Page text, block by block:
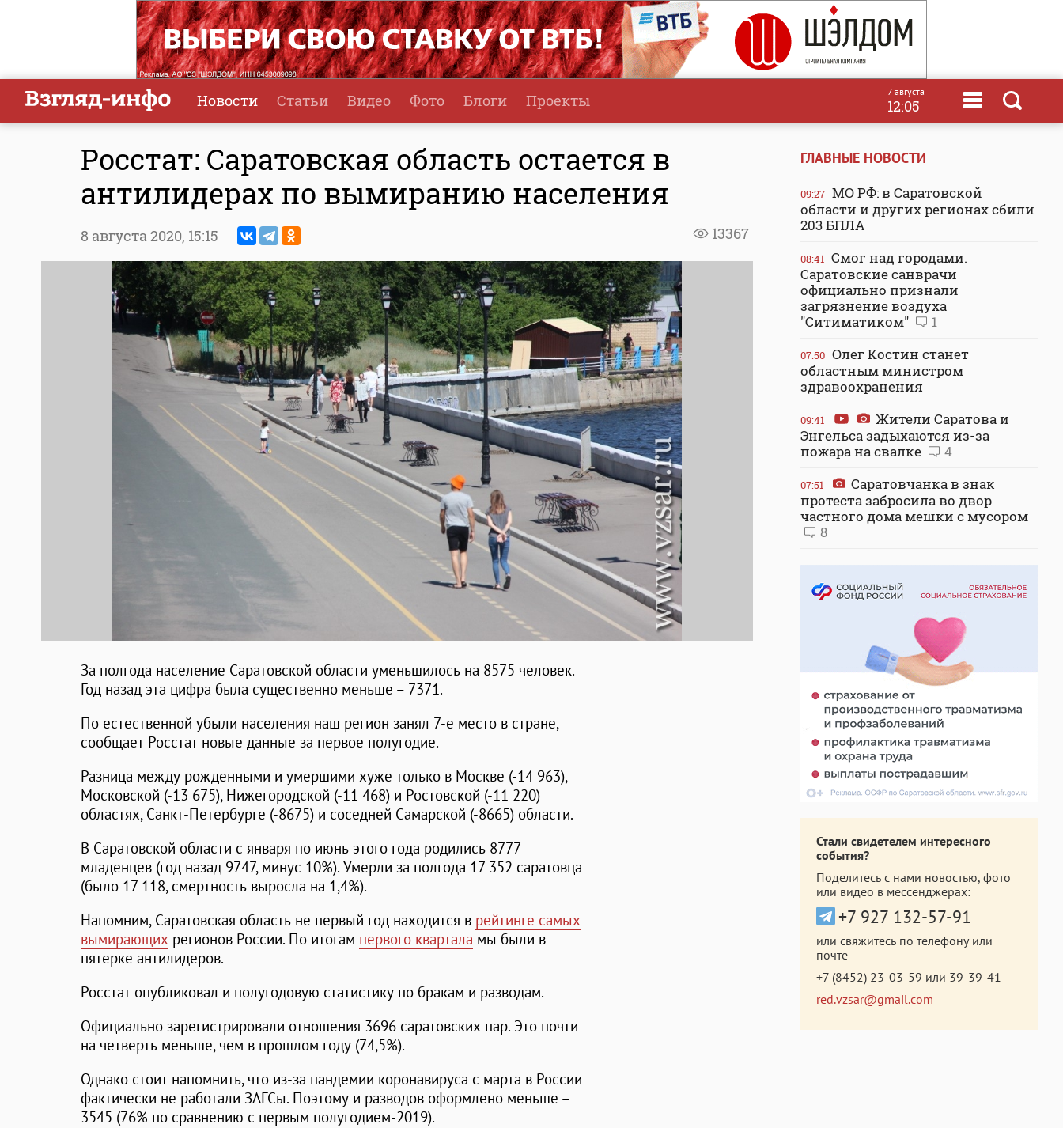
Новости Статьи Видео Фото Блоги Проекты 7 августа
12:05
Росстат: Саратовская область остается в
антилидерах по вымиранию населения
13367
8 августа 2020, 15:15
За полгода население Саратовской области уменьшилось на 8575 человек.
Год назад эта цифра была существенно меньше – 7371.
По естественной убыли населения наш регион занял 7-е место в стране,
сообщает Росстат новые данные за первое полугодие.
Разница между рожденными и умершими хуже только в Москве (-14 963),
Московской (-13 675), Нижегородской (-11 468) и Ростовской (-11 220)
областях, Санкт-Петербурге (-8675) и соседней Самарской (-8665) области.
В Саратовской области с января по июнь этого года родились 8777
младенцев (год назад 9747, минус 10%). Умерли за полгода 17 352 саратовца
(было 17 118, смертность выросла на 1,4%).
Напомним, Саратовская область не первый год находится в рейтинге самых
вымирающих регионов России. По итогам первого квартала мы были в
пятерке антилидеров.
Росстат опубликовал и полугодовую статистику по бракам и разводам.
Официально зарегистрировали отношения 3696 саратовских пар. Это почти
на четверть меньше, чем в прошлом году (74,5%).
Однако стоит напомнить, что из-за пандемии коронавируса с марта в России
фактически не работали ЗАГСы. Поэтому и разводов оформлено меньше –
3545 (76% по сравнению с первым полугодием-2019).
ГЛАВНЫЕ НОВОСТИ
09:27 МО РФ: в Саратовской
области и других регионах сбили
203 БПЛА
08:41 Смог над городами.
Саратовские санврачи
официально признали
загрязнение воздуха
"Ситиматиком"
1
07:50 Олег Костин станет
областным министром
здравоохранения
09:41
Жители Саратова и
Энгельса задыхаются из-за
пожара на свалке
4
07:51
Саратовчанка в знак
протеста забросила во двор
частного дома мешки с мусором
8
Стали свидетелем интересного
события?
Поделитесь с нами новостью, фото
или видео в мессенджерах:
+7 927 132-57-91
или свяжитесь по телефону или
почте
+7 (8452) 23-03-59 или 39-39-41
red.vzsar@gmail.com